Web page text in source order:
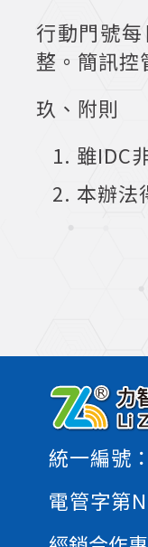
行動門號
整。簡訊控
玖、附則
雖IDC
本辦法
統一編號
電管字第